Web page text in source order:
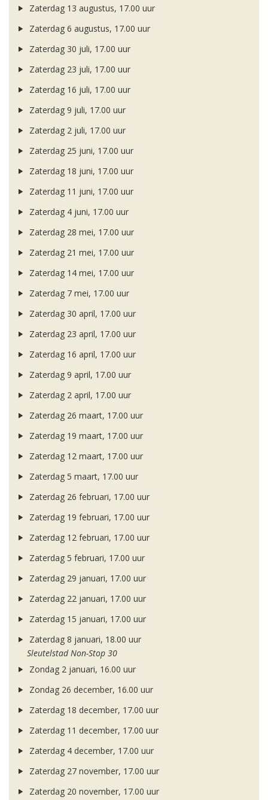
Zaterdag 13 augustus, 17.00 uur
Zaterdag 6 augustus, 17.00 uur
Zaterdag 30 juli, 17.00 uur
Zaterdag 23 juli, 17.00 uur
Zaterdag 16 juli, 17.00 uur
Zaterdag 9 juli, 17.00 uur
Zaterdag 2 juli, 17.00 uur
Zaterdag 25 juni, 17.00 uur
Zaterdag 18 juni, 17.00 uur
Zaterdag 11 juni, 17.00 uur
Zaterdag 4 juni, 17.00 uur
Zaterdag 28 mei, 17.00 uur
Zaterdag 21 mei, 17.00 uur
Zaterdag 14 mei, 17.00 uur
Zaterdag 7 mei, 17.00 uur
Zaterdag 30 april, 17.00 uur
Zaterdag 23 april, 17.00 uur
Zaterdag 16 april, 17.00 uur
Zaterdag 9 april, 17.00 uur
Zaterdag 2 april, 17.00 uur
Zaterdag 26 maart, 17.00 uur
Zaterdag 19 maart, 17.00 uur
Zaterdag 12 maart, 17.00 uur
Zaterdag 5 maart, 17.00 uur
Zaterdag 26 februari, 17.00 uur
Zaterdag 19 februari, 17.00 uur
Zaterdag 12 februari, 17.00 uur
Zaterdag 5 februari, 17.00 uur
Zaterdag 29 januari, 17.00 uur
Zaterdag 22 januari, 17.00 uur
Zaterdag 15 januari, 17.00 uur
Zaterdag 8 januari, 18.00 uur
Sleutelstad Non-Stop 30
Zondag 2 januari, 16.00 uur
Zondag 26 december, 16.00 uur
Zaterdag 18 december, 17.00 uur
Zaterdag 11 december, 17.00 uur
Zaterdag 4 december, 17.00 uur
Zaterdag 27 november, 17.00 uur
Zaterdag 20 november, 17.00 uur